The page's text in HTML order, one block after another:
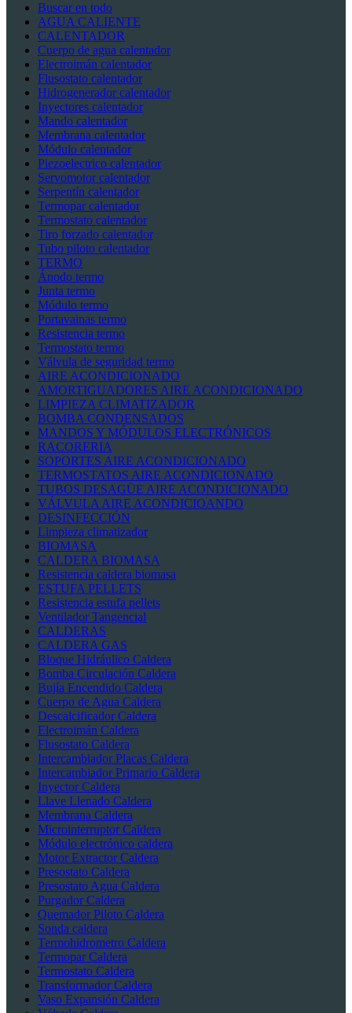
Buscar en todo
AGUA CALIENTE
CALENTADOR
Cuerpo de agua calentador
Electroimán calentador
Flusostato calentador
Hidrogenerador calentador
Inyectores calentador
Mando calentador
Membrana calentador
Módulo calentador
Piezoelectrico calentador
Servomotor calentador
Serpentín calentador
Termopar calentador
Termostato calentador
Tiro forzado calentador
Tubo piloto calentador
TERMO
Ánodo termo
Junta termo
Módulo termo
Portavainas termo
Resistencia termo
Termostato termo
Válvula de seguridad termo
AIRE ACONDICIONADO
AMORTIGUADORES AIRE ACONDICIONADO
LIMPIEZA CLIMATIZADOR
BOMBA CONDENSADOS
MANDOS Y MÓDULOS ELECTRÓNICOS
RACORERIA
SOPORTES AIRE ACONDICIONADO
TERMOSTATOS AIRE ACONDICIONADO
TUBOS DESAGÜE AIRE ACONDICIONADO
VÁLVULA AIRE ACONDICIOANDO
DESINFECCIÓN
Limpieza climatizador
BIOMASA
CALDERA BIOMASA
Resistencia caldera biomasa
ESTUFA PELLETS
Resistencia estufa pellets
Ventilador Tangencial
CALDERAS
CALDERA GAS
Bloque Hidráulico Caldera
Bomba Circulación Caldera
Bujía Encendido Caldera
Cuerpo de Agua Caldera
Descalcificador Caldera
Electroimán Caldera
Flusostato Caldera
Intercambiador Placas Caldera
Intercambiador Primario Caldera
Inyector Caldera
Llave Llenado Caldera
Membrana Caldera
Microinterruptor Caldera
Módulo electrónico caldera
Motor Extractor Caldera
Presostato Caldera
Presostato Agua Caldera
Purgador Caldera
Quemador Piloto Caldera
Sonda caldera
Termohidrometro Caldera
Termopar Caldera
Termostato Caldera
Transformador Caldera
Vaso Expansión Caldera